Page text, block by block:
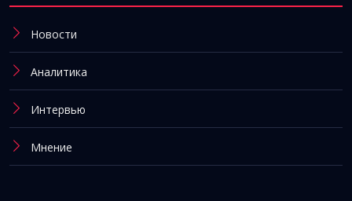
Новости
Аналитика
Интервью
Мнение